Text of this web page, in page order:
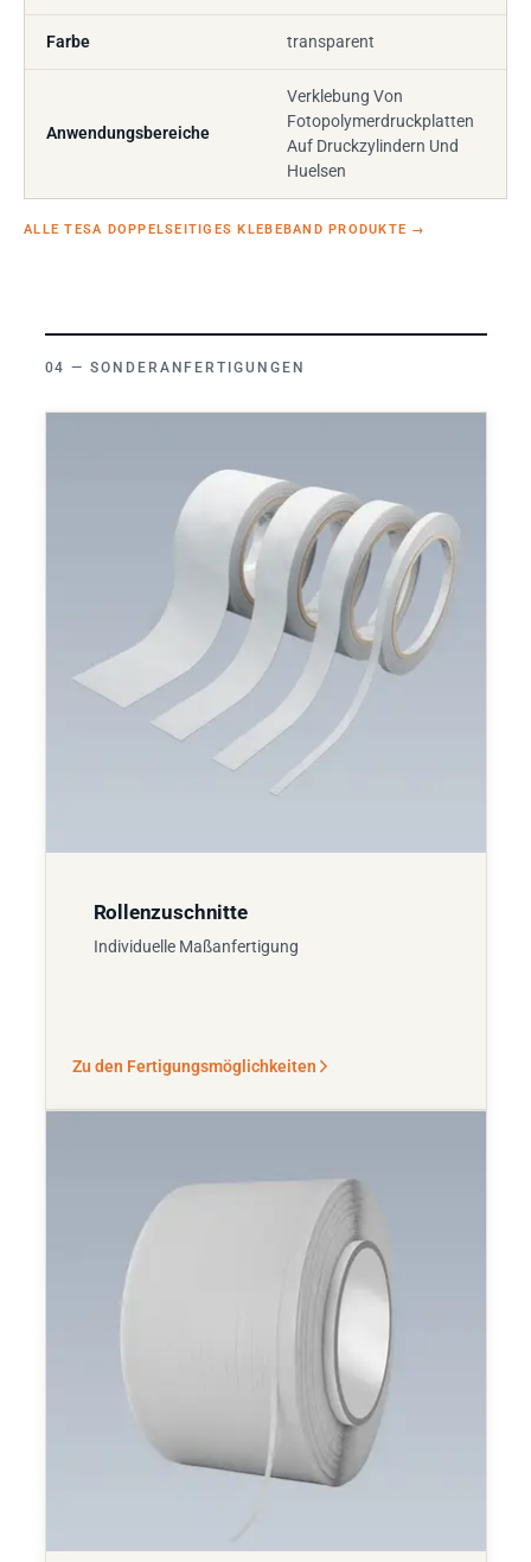
Farbe transparent
Anwendungsbereiche
Verklebung Von
Fotopolymerdruckplatten
Auf Druckzylindern Und
Huelsen
ALLE TESA DOPPELSEITIGES KLEBEBAND PRODUKTE →
SONDERANFERTIGUNGEN
Rollenzuschnitte
Individuelle Maßanfertigung
Zu den Fertigungsmöglichkeiten